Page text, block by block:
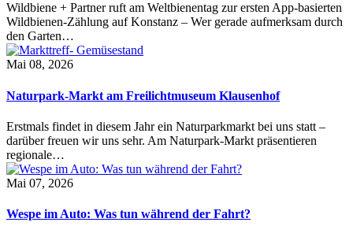
Wildbiene + Partner ruft am Weltbienentag zur ersten App-basierten
Wildbienen-Zählung auf Konstanz – Wer gerade aufmerksam durch
den Garten…
Mai 08, 2026
Naturpark-Markt am Freilichtmuseum Klausenhof
Erstmals findet in diesem Jahr ein Naturparkmarkt bei uns statt –
darüber freuen wir uns sehr. Am Naturpark-Markt präsentieren
regionale…
Mai 07, 2026
Wespe im Auto: Was tun während der Fahrt?